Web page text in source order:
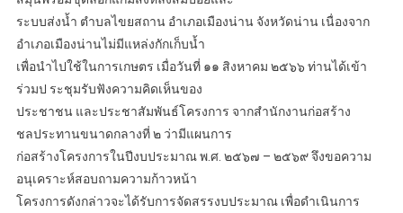
ระบบส่งน้ำ ตำบลไขยสถาน อำเภอเมืองน่าน จังหวัดน่าน เนื่องจาก
อำเภอเมืองน่านไม่มีแหล่งกักเก็บน้ำ
เพื่อนำไปใช้ในการเกษตร เมื่อวันที่ ๑๑ สิงหาคม ๒๕๖๖ ท่านได้เข้า
ร่วมป ระชุมรับฟังความคิดเห็นของ
ประชาชน และประชาสัมพันธ์โครงการ จากสำนักงานก่อสร้าง
ชลประทานขนาดกลางที่ ๒ ว่ามีแผนการ
ก่อสร้างโครงการในปีงบประมาณ พ.ศ. ๒๕๖๗ – ๒๕๖๙ จึงขอความ
อนุเคราะห์สอบถามความก้าวหน้า
โครงการดังกล่าวจะได้รับการจัดสรรงบประมาณ เพื่อดำเนินการ